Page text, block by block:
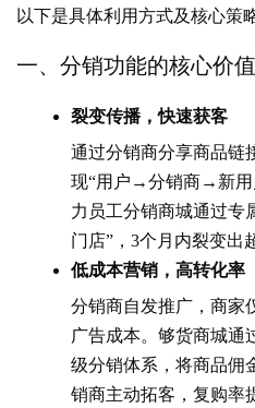
以下是具体利用方式及核心策
一、分销功能的核心价值
裂变传播，快速获客
通过分销商分享商品链
现“用户→分销商→新用
力员工分销商城通过专
门店”，3个月内裂变出
低成本营销，高转化率
分销商自发推广，商家
广告成本。够货商城通
级分销体系，将商品佣
销商主动拓客，复购率